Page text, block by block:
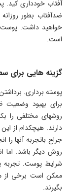
آفتاب خودداری کید.
ضدآفتاب بطور
خواهید داشت.
است.
گزینه هایی برای
پوسته برداری.
برای بهبود وضعیت
روشهای مختلفی را
دارند. هیچکدام از
جراح باتجربه آنها
روش دیگر باشد. اما
شرایط پوست. تجربه
ممکن است برخی از
بگیرند.